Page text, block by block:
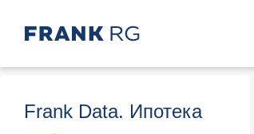
Frank Data. Ипотека